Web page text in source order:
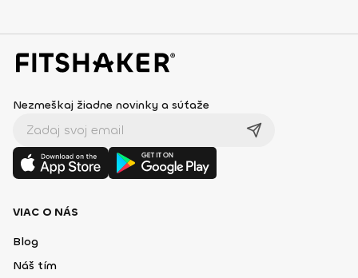
Nezmeškaj žiadne novinky a súťaže
VIAC O NÁS
Blog
Náš tím